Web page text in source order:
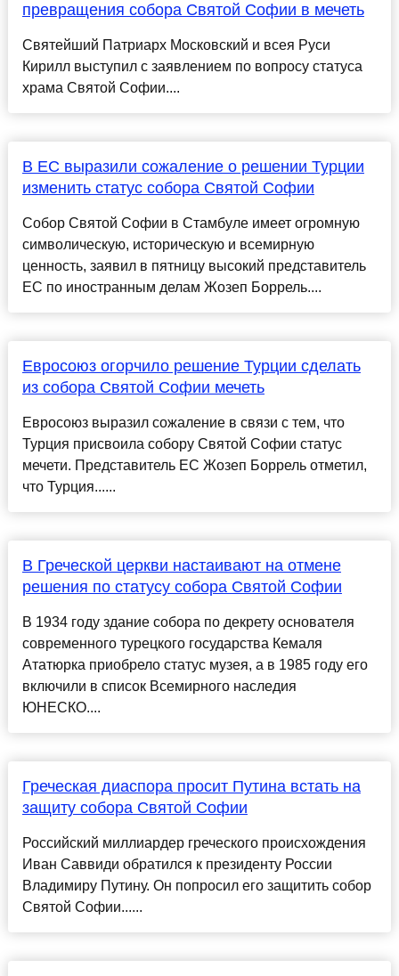
превращения собора Святой Софии в мечеть
Святейший Патриарх Московский и всея Руси
Кирилл выступил с заявлением по вопросу статуса
храма Святой Софии....
В ЕС выразили сожаление о решении Турции
изменить статус собора Святой Софии
Собор Святой Софии в Стамбуле имеет огромную
символическую, историческую и всемирную
ценность, заявил в пятницу высокий представитель
ЕС по иностранным делам Жозеп Боррель....
Евросоюз огорчило решение Турции сделать
из собора Святой Софии мечеть
Евросоюз выразил сожаление в связи с тем, что
Турция присвоила собору Святой Софии статус
мечети. Представитель ЕС Жозеп Боррель отметил,
что Турция......
В Греческой церкви настаивают на отмене
решения по статусу собора Святой Софии
В 1934 году здание собора по декрету основателя
современного турецкого государства Кемаля
Ататюрка приобрело статус музея, а в 1985 году его
включили в список Всемирного наследия
ЮНЕСКО....
Греческая диаспора просит Путина встать на
защиту собора Святой Софии
Российский миллиардер греческого происхождения
Иван Саввиди обратился к президенту России
Владимиру Путину. Он попросил его защитить собор
Святой Софии......